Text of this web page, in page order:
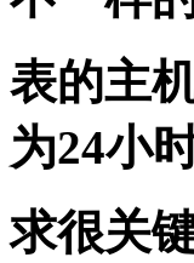
表的主
为24小
求很关